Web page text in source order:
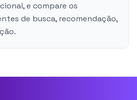
e compare os
de busca, recomendação,